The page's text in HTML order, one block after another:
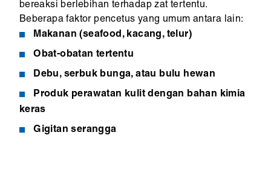
bereaksi berlebihan terhadap zat tertentu.
Beberapa faktor pencetus yang umum antara lain:
Makanan (seafood, kacang, telur)
Obat-obatan tertentu
Debu, serbuk bunga, atau bulu hewan
Produk perawatan kulit dengan bahan kimia
keras
Gigitan serangga